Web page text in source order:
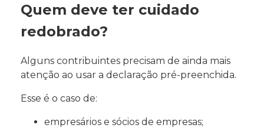
Quem deve ter cuidado
redobrado?
Alguns contribuintes precisam de ainda mais
atenção ao usar a declaração pré-preenchida.
Esse é o caso de:
empresários e sócios de empresas;